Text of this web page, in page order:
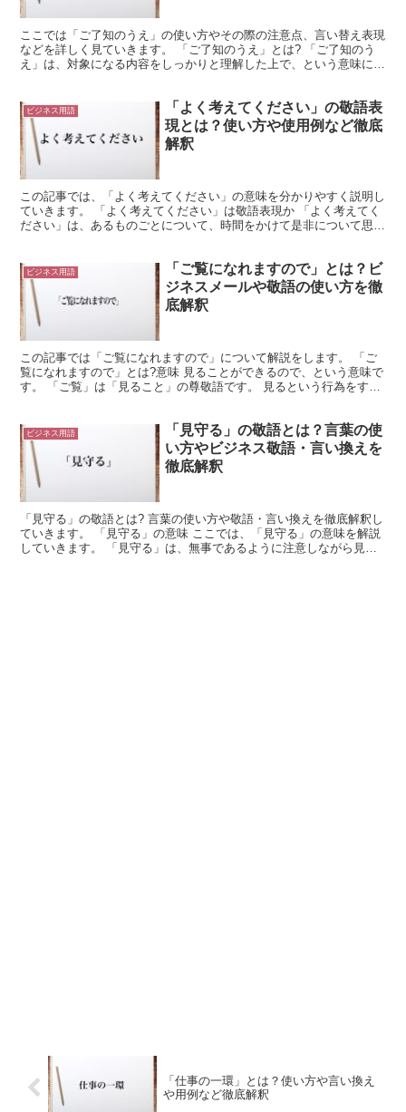
ここでは「ご了知のうえ」の使い方やその際の注意点、言い替え表現
などを詳しく見ていきます。 「ご了知のうえ」とは? 「ご了知のう
え」は、対象になる内容をしっかりと理解した上で、という意味にな
ビジネス用語
「よく考えてください」の敬語表
現とは？使い方や使用例など徹底
解釈
この記事では、「よく考えてください」の意味を分かりやすく説明し
ていきます。 「よく考えてください」は敬語表現か 「よく考えてく
ださい」は、あるものごとについて、時間をかけて是非について思い
ビジネス用語
「ご覧になれますので」とは？ビ
ジネスメールや敬語の使い方を徹
底解釈
この記事では「ご覧になれますので」について解説をします。 「ご
覧になれますので」とは?意味 見ることができるので、という意味で
す。 「ご覧」は「見ること」の尊敬語です。 見るという行為をする
ビジネス用語
「見守る」の敬語とは？言葉の使
い方やビジネス敬語・言い換えを
徹底解釈
「見守る」の敬語とは? 言葉の使い方や敬語・言い換えを徹底解釈し
ていきます。 「見守る」の意味 ここでは、「見守る」の意味を解説
していきます。 「見守る」は、無事であるように注意しながら見る
「仕事の一環」とは？使い方や言い換え
や用例など徹底解釈